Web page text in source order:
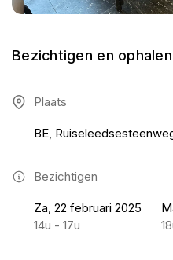
Bezichtigen en ophalen
Plaats
BE,
Bezichtigen
Za, 22 februari 2025
14u - 17u